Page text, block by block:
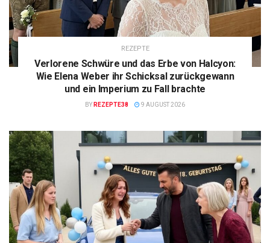
REZEPTE
Verlorene Schwüre und das Erbe von Halcyon:
Wie Elena Weber ihr Schicksal zurückgewann
und ein Imperium zu Fall brachte
BY REZEPTE38 9 AUGUST 2026